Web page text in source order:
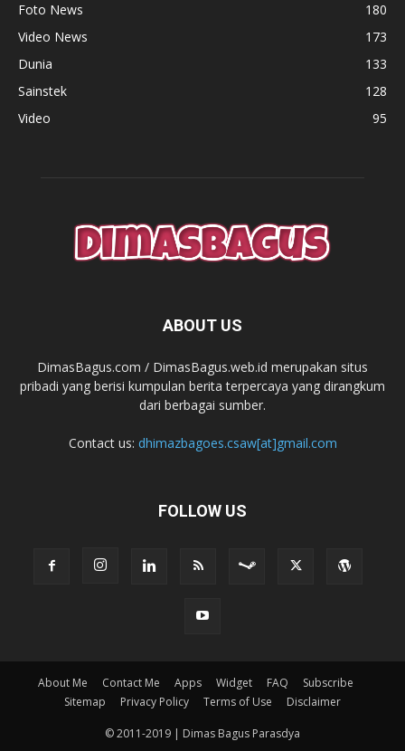
Foto News
180
Video News
173
Dunia
133
Sainstek
128
Video
95
ABOUT US
DimasBagus.com / DimasBagus.web.id merupakan situs
pribadi yang berisi kumpulan berita terpercaya yang dirangkum
dari berbagai sumber.
Contact us: dhimazbagoes.csaw[at]gmail.com
FOLLOW US
About Me Contact Me Apps Widget FAQ
Subscribe
Sitemap
Privacy Policy Terms of Use Disclaimer
© 2011-2019 | Dimas Bagus Parasdya